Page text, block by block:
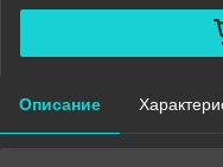
Описание